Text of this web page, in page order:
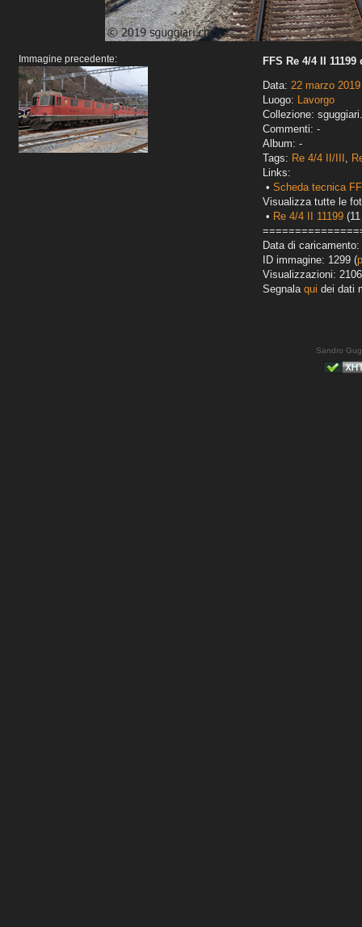
Immagine precedente:
FFS Re 4/4 II
Data: 22 marzo 2019
Luogo: Lavorgo
Collezione:
Commenti: -
Album: -
Tags: Re 4/4 II/III ,
Links:
• Scheda tecnica
Visualizza tutte le
• Re 4/4 II 11199
Data di caricamento:
ID immagine: 1299 (
Visualizzazioni: 2106
Segnala qui dei dati
Sandro